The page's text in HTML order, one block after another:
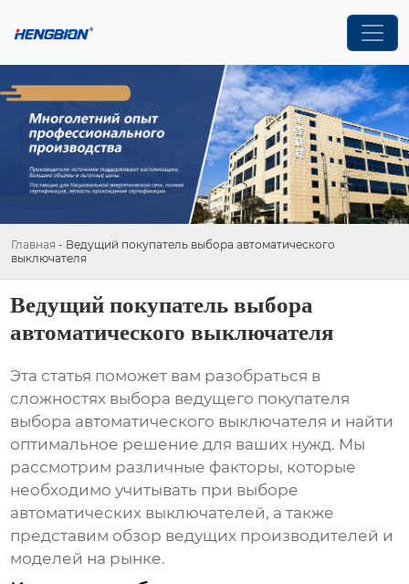
Главная - Ведущий покупатель выбора автоматического
выключателя
Ведущий покупатель выбора
автоматического выключателя
Эта статья поможет вам разобраться в
сложностях выбора ведущего покупателя
выбора автоматического выключателя и найти
оптимальное решение для ваших нужд. Мы
рассмотрим различные факторы, которые
необходимо учитывать при выборе
автоматических выключателей, а также
представим обзор ведущих производителей и
моделей на рынке.